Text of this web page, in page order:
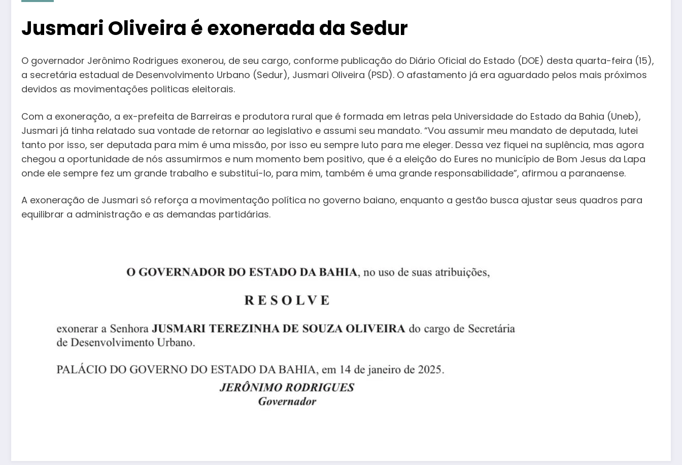
Jusmari Oliveira é exonerada da Sedur
O governador Jerônimo Rodrigues exonerou, de seu cargo, conforme publicação do Diário Oficial do Estado (DOE) desta quarta-feira (15),
a secretária estadual de Desenvolvimento Urbano (Sedur), Jusmari Oliveira (PSD). O afastamento já era aguardado pelos mais próximos
devidos as movimentações politicas eleitorais.
Com a exoneração, a ex-prefeita de Barreiras e produtora rural que é formada em letras pela Universidade do Estado da Bahia (Uneb),
Jusmari já tinha relatado sua vontade de retornar ao legislativo e assumi seu mandato. “Vou assumir meu mandato de deputada, lutei
tanto por isso, ser deputada para mim é uma missão, por isso eu sempre luto para me eleger. Dessa vez fiquei na suplência, mas agora
chegou a oportunidade de nós assumirmos e num momento bem positivo, que é a eleição do Eures no município de Bom Jesus da Lapa
onde ele sempre fez um grande trabalho e substituí-lo, para mim, também é uma grande responsabilidade”, afirmou a paranaense.
A exoneração de Jusmari só reforça a movimentação política no governo baiano, enquanto a gestão busca ajustar seus quadros para
equilibrar a administração e as demandas partidárias.